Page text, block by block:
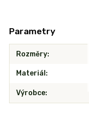
Parametry
Rozměry
Materiál
Výrobce